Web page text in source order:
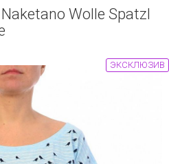
Wolle Spatzl
ЭКСКЛЮЗИВ